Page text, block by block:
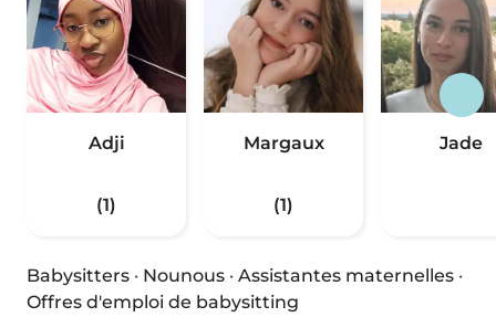
Adji
(1)
Margaux
(1)
Jade
Babysitters · Nounous · Assistantes maternelles ·
Offres d'emploi de babysitting